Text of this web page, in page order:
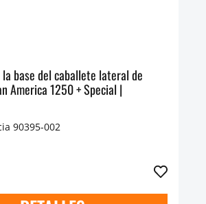
base del caballete lateral de
America 1250 + Special |
90395-002